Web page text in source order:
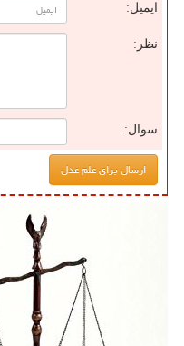
ایمیل:
نظر:
سوال: